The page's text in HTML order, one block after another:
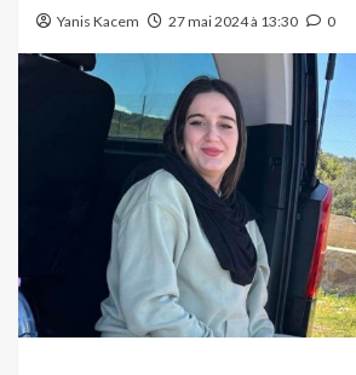
Yanis Kacem 27 mai 2024 à 13:30 0